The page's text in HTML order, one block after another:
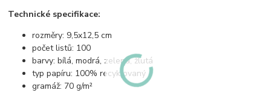
Technické specifikace:
rozměry: 9,5x12,5 cm
počet listů: 100
barvy: bílá, modrá, zelená, žlutá
typ papíru: 100% recyklovaný
gramáž: 70 g/m²